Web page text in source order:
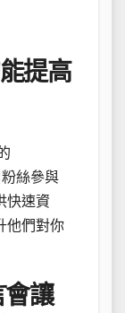
提高
絲參與
快速資
他們對你
會讓